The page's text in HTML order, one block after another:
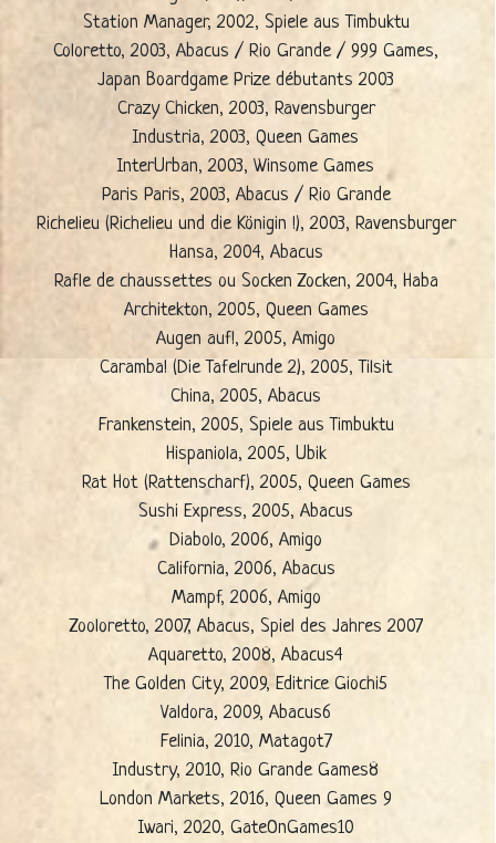
Station Manager, 2002, Spiele aus Timbuktu
Coloretto, 2003, Abacus / Rio Grande / 999 Games,
Japan Boardgame Prize débutants 2003
Crazy Chicken, 2003, Ravensburger
Industria, 2003, Queen Games
InterUrban, 2003, Winsome Games
Paris Paris, 2003, Abacus / Rio Grande
Richelieu (Richelieu und die Königin !), 2003, Ravensburger
Hansa, 2004, Abacus
Rafle de chaussettes ou Socken Zocken, 2004, Haba
Architekton, 2005, Queen Games
Augen auf!, 2005, Amigo
Caramba! (Die Tafelrunde 2), 2005, Tilsit
China, 2005, Abacus
Frankenstein, 2005, Spiele aus Timbuktu
Hispaniola, 2005, Ubik
Rat Hot (Rattenscharf), 2005, Queen Games
Sushi Express, 2005, Abacus
Diabolo, 2006, Amigo
California, 2006, Abacus
Mampf, 2006, Amigo
Zooloretto, 2007, Abacus, Spiel des Jahres 2007
Aquaretto, 2008, Abacus4
The Golden City, 2009, Editrice Giochi5
Valdora, 2009, Abacus6
Felinia, 2010, Matagot7
Industry, 2010, Rio Grande Games8
London Markets, 2016, Queen Games 9
Iwari, 2020, GateOnGames10